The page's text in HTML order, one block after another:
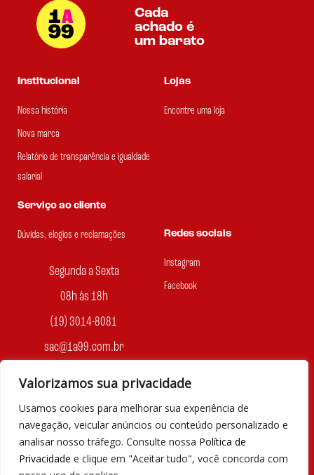
Valorizamos sua privacidade
Usamos cookies para melhorar sua experiência de
navegação, veicular anúncios ou conteúdo personalizado e
analisar nosso tráfego. Consulte nossa Política de
Privacidade e clique em "Aceitar tudo", você concorda com
Cada
achado é
um barato
Institucional
Nossa história
Nova marca
Relatório de transparência e igualdade
salarial
Lojas
Encontre uma loja
Serviço ao cliente
Dúvidas, elogios e reclamações
Segunda a Sexta
08h às 18h
(19) 3014-8081
sac@1a99.com.br
Redes sociais
Instagram
Facebook
Formas de pagamento
Dinheiro e Pix